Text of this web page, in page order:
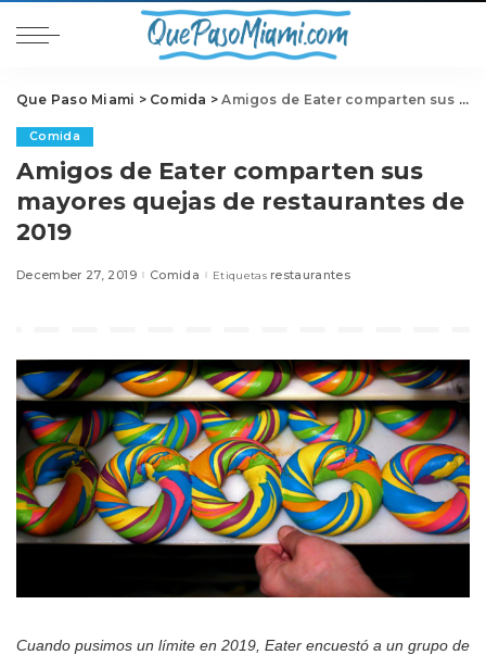
Que Paso Miami > Comida >Amigos de Eater comparten sus mayores quejas de restaurantes de 2019
Comida
Amigos de Eater comparten sus
mayores quejas de restaurantes de
2019
December 27, 2019 Comida Etiquetas restaurantes
Cuando pusimos un límite en 2019, Eater encuestó a un grupo de